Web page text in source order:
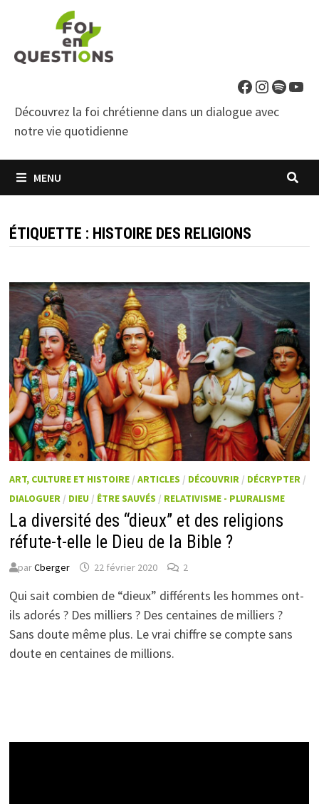
contenu
Facebook
Découvrez la foi chrétienne dans un dialogue avec
notre vie quotidienne
MENU
ÉTIQUETTE : HISTOIRE DES RELIGIONS
ART, CULTURE ET HISTOIRE /ARTICLES / DÉCOUVRIR / DÉCRYPTER /
DIALOGUER / DIEU / ÊTRE SAUVÉS / RELATIVISME - PLURALISME
La diversité des “dieux” et des religions
réfute-t-elle le Dieu de la Bible ?
parCberger 22 février 2020 2
Qui sait combien de “dieux” différents les hommes ont-
ils adorés ? Des milliers ? Des centaines de milliers ?
Sans doute même plus. Le vrai chiffre se compte sans
doute en centaines de millions.